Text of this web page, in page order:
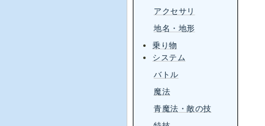
アクセサリ
地名・地形
乗り物
システム
バトル
魔法
青魔法・敵の技